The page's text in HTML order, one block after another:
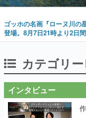
ゴッホの名画『ローヌ川の
登場。8月7日21時より2日
カテゴリ
インタビュー